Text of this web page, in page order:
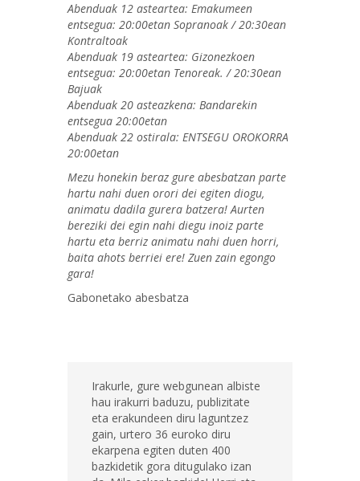
Abenduak 12 asteartea: Emakumeen
entsegua: 20:00etan Sopranoak / 20:30ean
Kontraltoak
Abenduak 19 asteartea: Gizonezkoen
entsegua: 20:00etan Tenoreak. / 20:30ean
Bajuak
Abenduak 20 asteazkena: Bandarekin
entsegua 20:00etan
Abenduak 22 ostirala: ENTSEGU OROKORRA
20:00etan
Mezu honekin beraz gure abesbatzan parte
hartu nahi duen orori dei egiten diogu,
animatu dadila gurera batzera! Aurten
bereziki dei egin nahi diegu inoiz parte
hartu eta berriz animatu nahi duen horri,
baita ahots berriei ere! Zuen zain egongo
gara!
Gabonetako abesbatza
Irakurle, gure webgunean albiste
hau irakurri baduzu, publizitate
eta erakundeen diru laguntzez
gain, urtero 36 euroko diru
ekarpena egiten duten 400
bazkidetik gora ditugulako izan